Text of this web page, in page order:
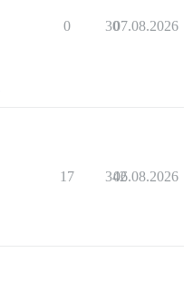
0 3007.08.2026
17 342
06.08.2026